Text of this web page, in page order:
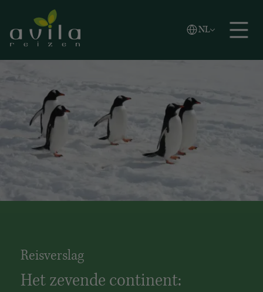
Zoeken
NL
Vlaams
English
Reisverslag
Het zevende continent: